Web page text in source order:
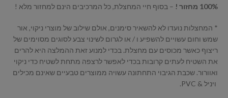
100% מחזור ! – בסוף חיי המחצלת, כל המרכיבים הינם למחזור מלא !
* המחצלות נועדו לא להשאיר סימנים, אולם שילוב של מוצרי ניקוי, אור
שמש וחום עשויים להשפיע ו / או לגרום לשינוי צבע לסוגים מסוימים של
ריצוף כאשר מכוסים עם מחצלת. בכדי למנוע זאת ההמלצה היא להרים
את השטיח לעתים קרובות בכדי לאפשר לרצפה מתחת לשטיח כדי ניקוי
ואוורור. שכבת הגיבוי התחתונה עשויה ממוצרים טבעיים שאינם מכילים
ויניל & PVC.